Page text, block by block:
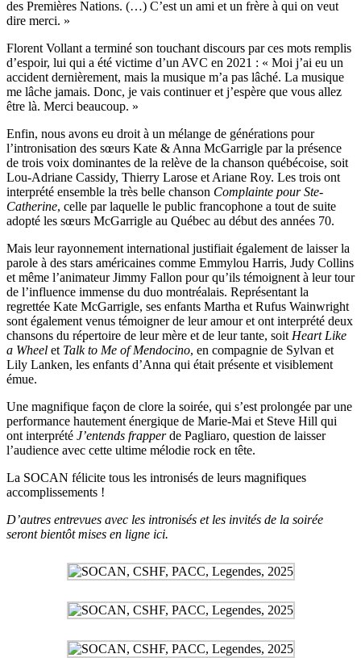
des Premières Nations. (…) C’est un ami et un frère à qui on veut
dire merci. »
Florent Vollant a terminé son touchant discours par ces mots remplis
d’espoir, lui qui a été victime d’un AVC en 2021 : « Moi j’ai eu un
accident dernièrement, mais la musique m’a pas lâché. La musique
me lâche jamais. Donc, je vais continuer et j’espère que vous allez
être là. Merci beaucoup. »
Enfin, nous avons eu droit à un mélange de générations pour
l’intronisation des sœurs Kate & Anna McGarrigle par la présence
de trois voix dominantes de la relève de la chanson québécoise, soit
Lou-Adriane Cassidy, Thierry Larose et Ariane Roy. Les trois ont
interprété ensemble la très belle chanson Complainte pour Ste-
Catherine, celle par laquelle le public francophone a tout de suite
adopté les sœurs McGarrigle au Québec au début des années 70.
Mais leur rayonnement international justifiait également de laisser la
parole à des stars américaines comme Emmylou Harris, Judy Collins
et même l’animateur Jimmy Fallon pour qu’ils témoignent à leur tour
de l’influence immense du duo montréalais. Représentant la
regrettée Kate McGarrigle, ses enfants Martha et Rufus Wainwright
sont également venus témoigner de leur amour et ont interprété deux
chansons du répertoire de leur mère et de leur tante, soit Heart Like
a Wheel et Talk to Me of Mendocino, en compagnie de Sylvan et
Lily Lanken, les enfants d’Anna qui était présente et visiblement
émue.
Une magnifique façon de clore la soirée, qui s’est prolongée par une
performance hautement énergique de Marie-Mai et Steve Hill qui
ont interprété J’entends frapperde Pagliaro, question de laisser
l’audience avec cette ultime mélodie rock en tête.
La SOCAN félicite tous les intronisés de leurs magnifiques
accomplissements !
D’autres entrevues avec les intronisés et les invités de la soirée
seront bientôt mises en ligne ici.